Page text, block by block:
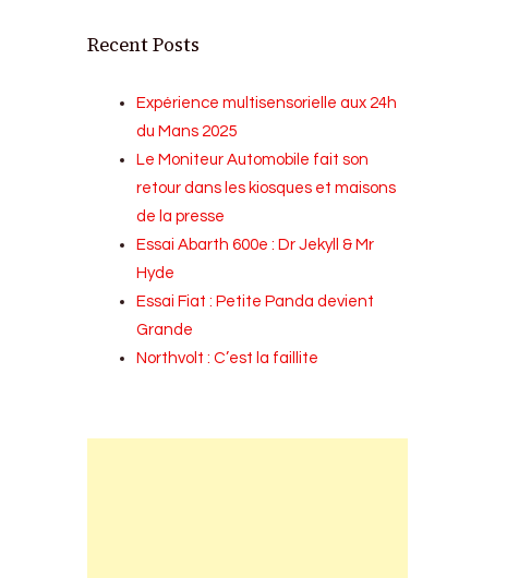
Recent Posts
Expérience multisensorielle aux 24h
du Mans 2025
Le Moniteur Automobile fait son
retour dans les kiosques et maisons
de la presse
Essai Abarth 600e : Dr Jekyll & Mr
Hyde
Essai Fiat : Petite Panda devient
Grande
Northvolt : C’est la faillite